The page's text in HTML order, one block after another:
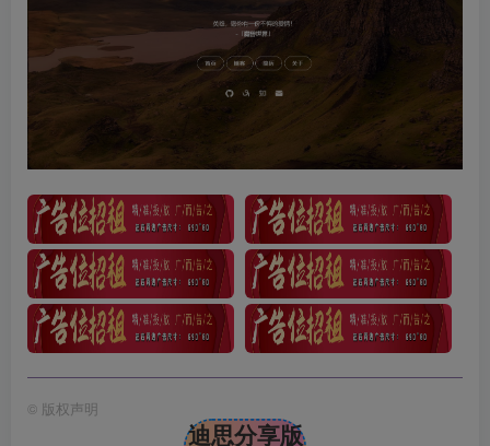
© 版权声明
迪思分享版